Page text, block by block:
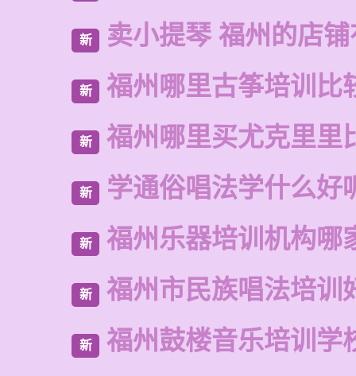
新 卖小提琴 福州的店
新 福州哪里古筝培训比
新 福州哪里买尤克里里
新 学通俗唱法学什么好
新 福州乐器培训机构哪
新 福州市民族唱法培训
新 福州鼓楼音乐培训学